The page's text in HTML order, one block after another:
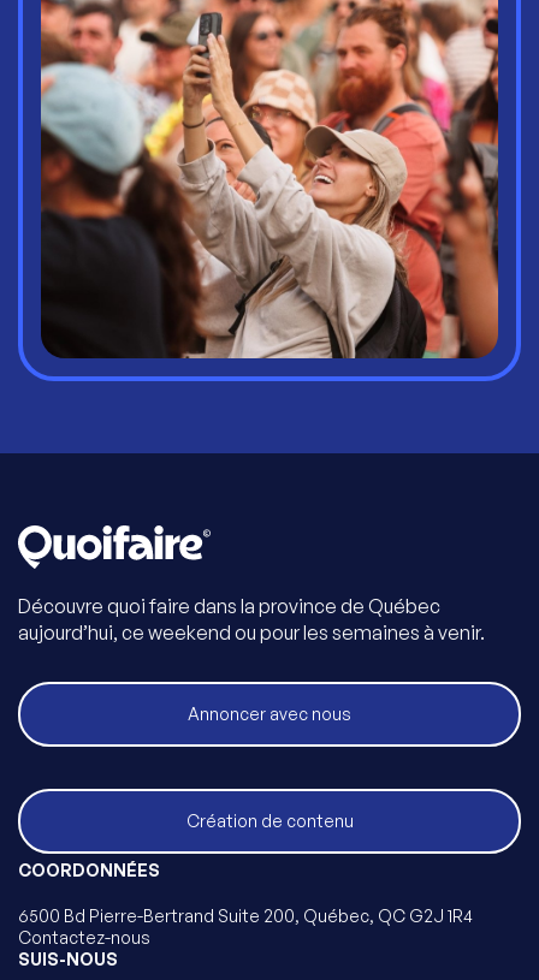
Découvre quoi faire dans la province de Québec
aujourd’hui, ce weekend ou pour les semaines à venir.
Annoncer avec nous
Création de contenu
COORDONNÉES
6500 Bd Pierre-Bertrand Suite 200, Québec, QC G2J 1R4
Contactez-nous
SUIS-NOUS